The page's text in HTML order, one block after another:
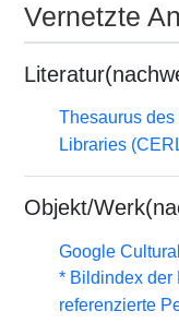
Vernetzte
Thesaurus
Libraries
Objekt/
Google
* Bildindex der
referenzierte